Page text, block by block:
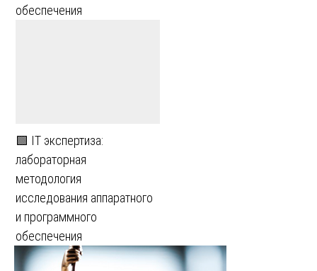
обеспечения
🟩 IT экспертиза:
лабораторная
методология
исследования аппаратного
и программного
обеспечения